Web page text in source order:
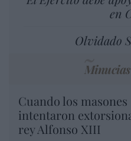
en
Olvidado
Cuando los masones
intentaron
rey Alfonso XIII